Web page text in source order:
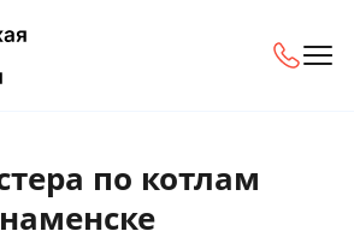
по котлам